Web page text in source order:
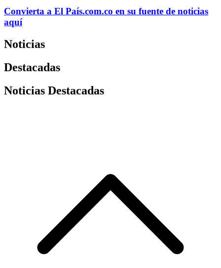
Convierta a El País.com.co en su fuente de noticias
aquí
Noticias
Destacadas
Noticias Destacadas